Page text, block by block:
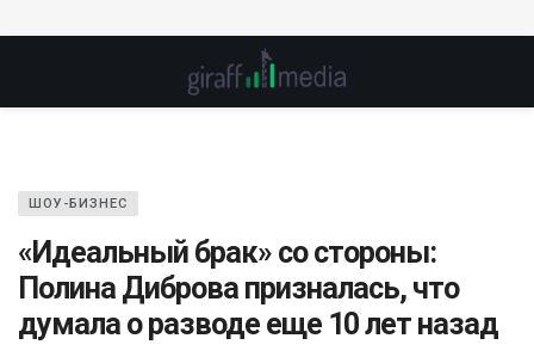
ШОУ-БИЗНЕС
«Идеальный брак» со стороны:
Полина Диброва призналась, что
думала о разводе еще 10 лет назад